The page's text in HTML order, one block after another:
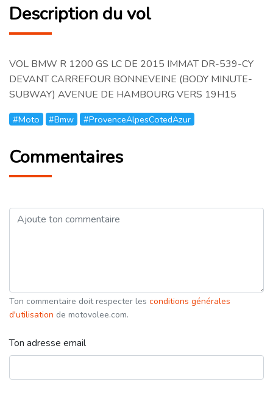
Description du vol
VOL BMW R 1200 GS LC DE 2015 IMMAT DR-539-CY
DEVANT CARREFOUR BONNEVEINE (BODY MINUTE-
SUBWAY) AVENUE DE HAMBOURG VERS 19H15
#Moto #Bmw #ProvenceAlpesCotedAzur
Commentaires
Ton commentaire doit respecter les conditions générales
d'utilisation de motovolee.com.
Ton adresse email